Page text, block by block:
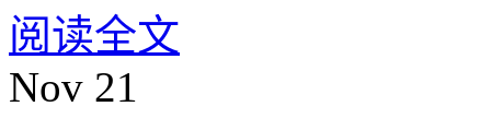
阅读全文
Nov 21